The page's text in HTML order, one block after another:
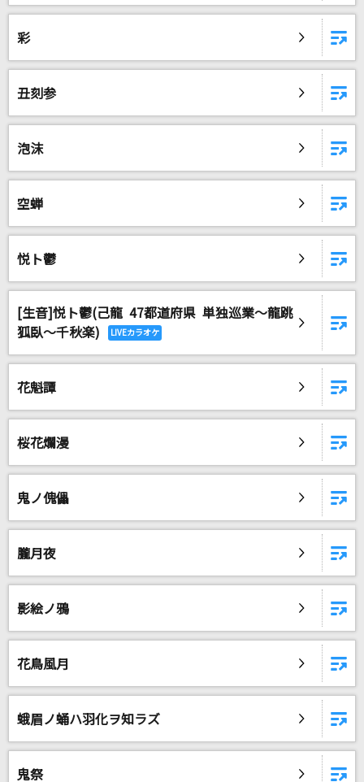
Official髭男dism
[生音]THE DAY
もっと見る
カラオケ最新情報をチェック！
DAMに会員登録・ログインして
カラオケをもっと楽しもう！
彩
丑刻参
泡沫
空蝉
悦ト鬱
[生音]悦ト鬱(己龍 47都道府県 単独巡業～龍跳
狐臥～千秋楽)
花魁譚
桜花爛漫
鬼ノ傀儡
朧月夜
影絵ノ鴉
花鳥風月
蛾眉ノ蛹ハ羽化ヲ知ラズ
鬼祭